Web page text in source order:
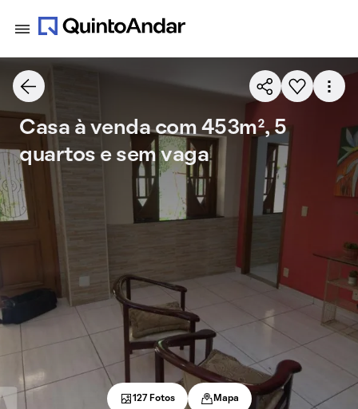
Casa à venda com 453m², 5
quartos e sem vaga
127 Fotos Mapa